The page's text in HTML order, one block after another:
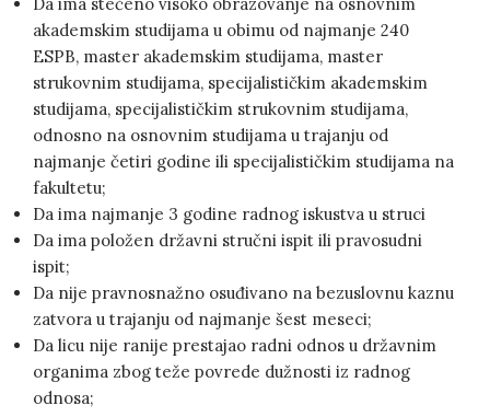
Da ima stečeno visoko obrazovanje na osnovnim
akademskim studijama u obimu od najmanje 240
ESPB, master akademskim studijama, master
strukovnim studijama, specijalističkim akademskim
studijama, specijalističkim strukovnim studijama,
odnosno na osnovnim studijama u trajanju od
najmanje četiri godine ili specijalističkim studijama na
fakultetu;
Da ima najmanje 3 godine radnog iskustva u struci
Da ima položen državni stručni ispit ili pravosudni
ispit;
Da nije pravnosnažno osuđivano na bezuslovnu kaznu
zatvora u trajanju od najmanje šest meseci;
Da licu nije ranije prestajao radni odnos u državnim
organima zbog teže povrede dužnosti iz radnog
odnosa;